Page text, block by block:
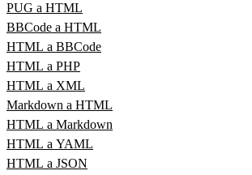
PUG a HTML
BBCode a HTML
HTML a BBCode
HTML a PHP
HTML a XML
Markdown a HTML
HTML a Markdown
HTML a YAML
HTML a JSON